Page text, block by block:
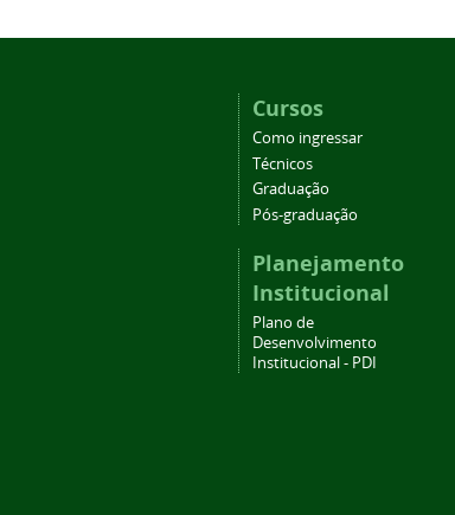
Cursos
Como ingressar
Técnicos
Graduação
Pós-graduação
Planejamento
Institucional
Plano de
Desenvolvimento
Institucional - PDI